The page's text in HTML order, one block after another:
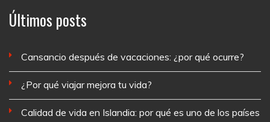
Últimos posts
Cansancio después de vacaciones: ¿por qué ocurre?
¿Por qué viajar mejora tu vida?
Calidad de vida en Islandia: por qué es uno de los países